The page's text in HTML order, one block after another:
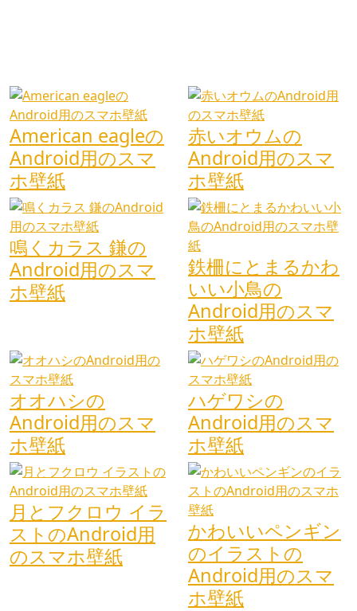
American eagleの
Android用のスマ
ホ壁紙
赤いオウムの
Android用のスマ
ホ壁紙
鳴くカラス 鎌の
Android用のスマ
ホ壁紙
鉄柵にとまるかわ
いい小鳥の
Android用のスマ
ホ壁紙
オオハシの
Android用のスマ
ホ壁紙
ハゲワシの
Android用のスマ
ホ壁紙
月とフクロウ イラ
ストのAndroid用
のスマホ壁紙
かわいいペンギン
のイラストの
Android用のスマ
ホ壁紙